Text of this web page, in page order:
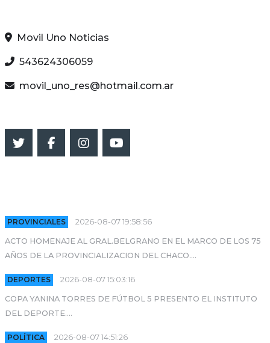
Movil Uno Noticias
543624306059
movil_uno_res@hotmail.com.ar
PROVINCIALES 2026-08-07 19:58:56
ACTO HOMENAJE AL GRAL.BELGRANO EN EL MARCO DE LOS 75
AÑOS DE LA PROVINCIALIZACION DEL CHACO....
DEPORTES 2026-08-07 15:03:16
COPA YANINA TORRES DE FÚTBOL 5 PRESENTO EL INSTITUTO
DEL DEPORTE....
POLÍTICA 2026-08-07 14:51:26